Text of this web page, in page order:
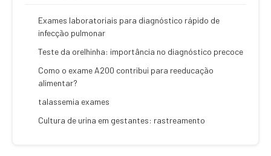
Exames laboratoriais para diagnóstico rápido de
infecção pulmonar
Teste da orelhinha: importância no diagnóstico precoce
Como o exame A200 contribui para reeducação
alimentar?
talassemia exames
Cultura de urina em gestantes: rastreamento